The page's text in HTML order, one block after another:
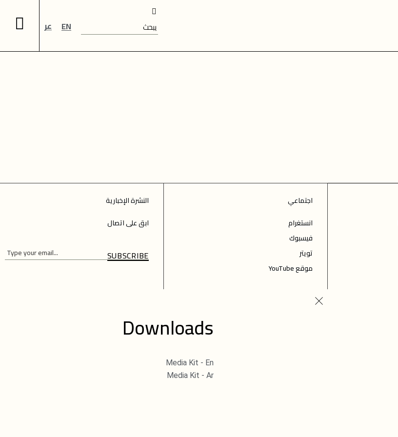
EN عر
اجتماعي
انستغرام
فيسبوك
تويتر
موقع YouTube
النشرة الإخبارية
ابق على اتصال
SUBSCRIBE
Downloads
Media Kit - En
Media Kit - Ar